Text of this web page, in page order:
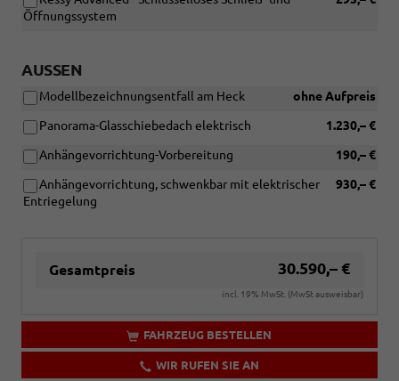
Öffnungssystem
AUSSEN
ohne Aufpreis
Modellbezeichnungsentfall am Heck
1.230,– €
Panorama-Glasschiebedach elektrisch
190,– €
Anhängevorrichtung-Vorbereitung
930,– €
Anhängevorrichtung, schwenkbar mit elektrischer
Entriegelung
Gesamtpreis 30.590,– €
incl. 19% MwSt. (MwSt ausweisbar)
FAHRZEUG BESTELLEN
WIR RUFEN SIE AN